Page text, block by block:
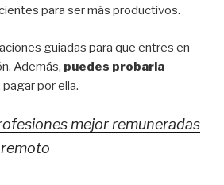
para ser más productivos.
guiadas para que entres en
Además, puedes probarla
por ella.
mejor remuneradas